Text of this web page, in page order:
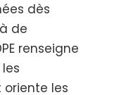
dès
de
renseigne
les